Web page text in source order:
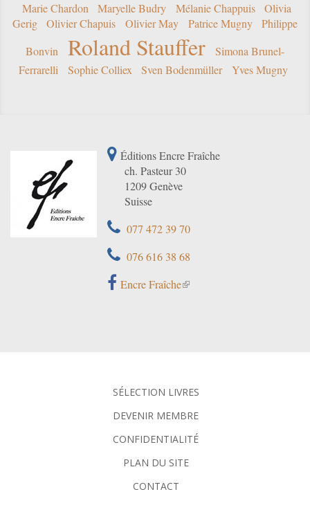
Marie Chardon
Maryelle Budry Mélanie Chappuis
Olivia
Gerig
Olivier Chapuis Olivier May Patrice Mugny
Philippe
Bonvin
Roland Stauffer
Simona Brunel-
Ferrarelli
Sophie Colliex Sven Bodenmüller Yves Mugny
Éditions Encre Fraîche
ch. Pasteur 30
1209 Genève
Suisse
077 472 39 70
076 616 38 68
Encre Fraîche
SÉLECTION LIVRES
DEVENIR MEMBRE
CONFIDENTIALITÉ
PLAN DU SITE
CONTACT